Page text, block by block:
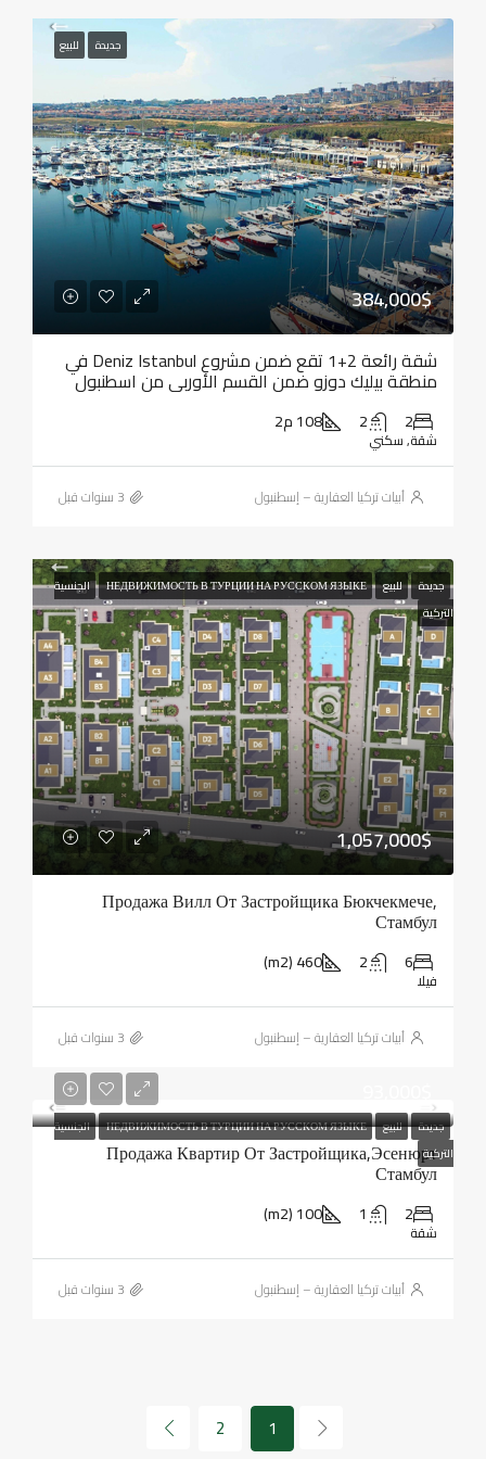
جديدة للبيع
384,000$
شقة رائعة 2+1 تقع ضمن مشروع Deniz Istanbul في
منطقة بيليك دوزو ضمن القسم الأوربي من اسطنبول
2
2 108 م2
شقة, سكني
أبيات تركيا العقارية – إسطنبول
جديدة للبيع НЕДВИЖИМОСТЬ В ТУРЦИИ НА РУССКОМ ЯЗЫКЕ
الجنسية
التركية
1,057,000$
Продажа Вилл От Застройщика Бюкчекмече,
Стамбул
6
2
460 (m2)
فيلا
أبيات تركيا العقارية – إسطنبول
جديدة للبيع НЕДВИЖИМОСТЬ В ТУРЦИИ НА РУССКОМ ЯЗЫКЕ
الجنسية
التركيةПродажа Квартир От Застройщика,Эсенюрт
Стамбул
2
1
100 (m2)
شقة
أبيات تركيا العقارية – إسطنبول
1
2